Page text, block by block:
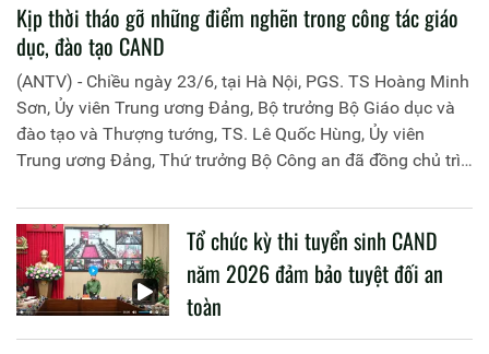
Kịp thời tháo gỡ những điểm nghẽn trong công tác giáo
dục, đào tạo CAND
(ANTV) - Chiều ngày 23/6, tại Hà Nội, PGS. TS Hoàng Minh
Sơn, Ủy viên Trung ương Đảng, Bộ trưởng Bộ Giáo dục và
đào tạo và Thượng tướng, TS. Lê Quốc Hùng, Ủy viên
Trung ương Đảng, Thứ trưởng Bộ Công an đã đồng chủ trì
liên quan đến công tác giáo dục và đào tạo của lực lượng
CAND.
Tổ chức kỳ thi tuyển sinh CAND
năm 2026 đảm bảo tuyệt đối an
toàn